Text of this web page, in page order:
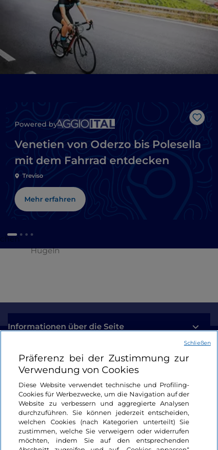
Like
Powered by
Venetien von Oderzo bis Polesella
mit dem Fahrrad entdecken
Treviso
Mehr erfahren
Hügeln
Informationen über die Seite
Nützliche Links
Login
Bleiben wir in Kontakt
Präferenz bei der Zustimmung zur
Verwendung von Cookies
Diese Website verwendet technische und Profiling-
Cookies für Werbezwecke, um die Navigation auf der
Website zu verbessern und aggregierte Analysen
durchzuführen. Sie können jederzeit entscheiden,
welchen Cookies (nach Kategorien unterteilt) Sie
zustimmen, welche Sie verweigern oder widerrufen
möchten, indem Sie auf den entsprechenden
Schließen